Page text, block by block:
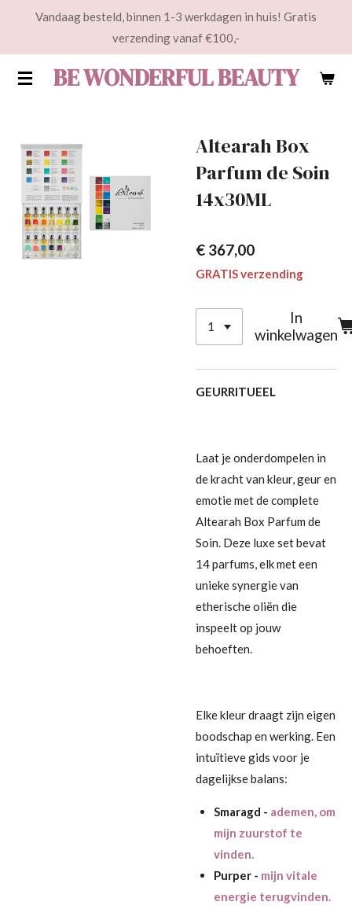
de
BE WONDERFUL BEAUTY
Vandaag besteld, binnen 1-3 werkdagen in huis! Gratis
verzending vanaf €100,-
Altearah Box
Parfum de Soin
14x30ML
€ 367,00
GRATIS verzending
In
winkelwagen
GEURRITUEEL
Laat je onderdompelen in
de kracht van kleur, geur en
emotie met de complete
Altearah Box Parfum de
Soin. Deze luxe set bevat
14 parfums, elk met een
unieke synergie van
etherische oliën die
inspeelt op jouw
behoeften.
Elke kleur draagt zijn eigen
boodschap en werking. Een
intuïtieve gids voor je
dagelijkse balans:
Smaragd - ademen, om
mijn zuurstof te
vinden.
Purper - mijn vitale
energie terugvinden.